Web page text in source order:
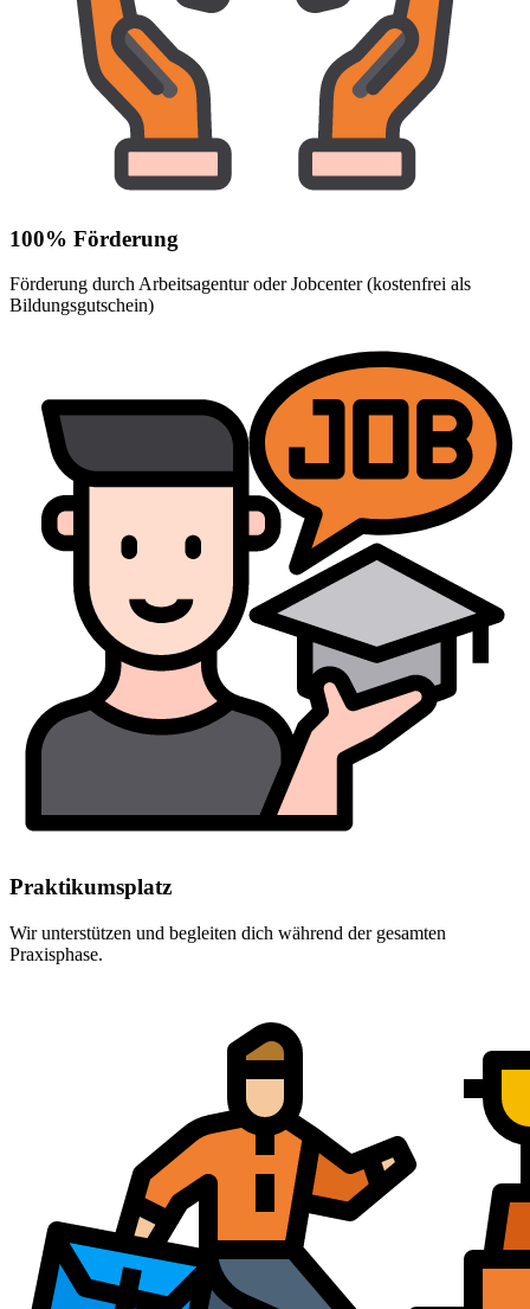
100% Förderung
Förderung durch Arbeitsagentur oder Jobcenter (kostenfrei als
Bildungsgutschein)
Praktikumsplatz
Wir unterstützen und begleiten dich während der gesamten
Praxisphase.